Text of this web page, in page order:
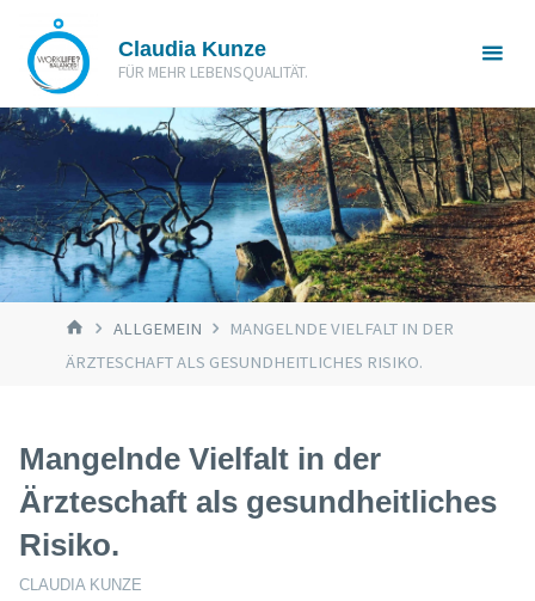
Inhalt
springen
Claudia Kunze
FÜR MEHR LEBENSQUALITÄT.
STARTALLGEMEIN
MANGELNDE VIELFALT IN DER
ÄRZTESCHAFT ALS GESUNDHEITLICHES RISIKO.
Mangelnde Vielfalt in der
Ärzteschaft als gesundheitliches
Risiko.
CLAUDIA KUNZE